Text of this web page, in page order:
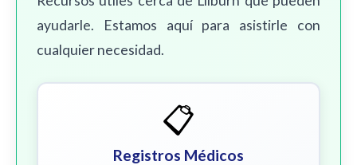
ayudarle. Estamos aquí para asistirle con
cualquier necesidad.
📋
Registros Médicos